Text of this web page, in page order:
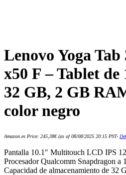
Lenovo Yoga Tab
x50 F – Tablet
32 GB, 2 GB
color negro
Amazon.es Price: 245,38€(as of 08/08/2025 20:15 PST-
Pantalla 10.1″ Multitouch LCD IPS
Procesador Qualcomm Snapdragon a
Capacidad de almacenamiento de